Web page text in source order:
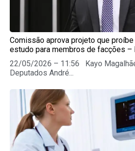
Comissão aprova projeto que
estudo para membros de facções –
22/05/2026 – 11:56 Kayo
Deputados André...